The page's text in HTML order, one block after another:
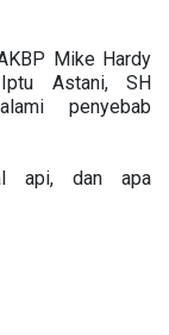
Mike Hardy
Astani, SH
penyebab
api, dan apa